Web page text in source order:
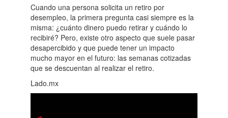
Cuando una persona solicita un retiro por
desempleo, la primera pregunta casi siempre es la
misma: ¿cuánto dinero puedo retirar y cuándo lo
recibiré? Pero, existe otro aspecto que suele pasar
desapercibido y que puede tener un impacto
mucho mayor en el futuro: las semanas cotizadas
que se descuentan al realizar el retiro.
Lado.mx